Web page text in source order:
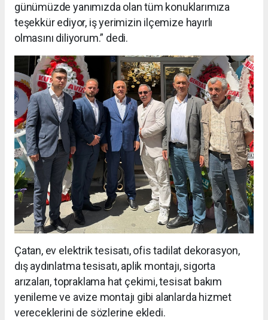
günümüzde yanımızda olan tüm konuklarımıza
teşekkür ediyor, iş yerimizin ilçemize hayırlı
olmasını diliyorum.” dedi.
Çatan, ev elektrik tesisatı, ofis tadilat dekorasyon,
dış aydınlatma tesisatı, aplik montajı, sigorta
arızaları, topraklama hat çekimi, tesisat bakım
yenileme ve avize montajı gibi alanlarda hizmet
vereceklerini de sözlerine ekledi.